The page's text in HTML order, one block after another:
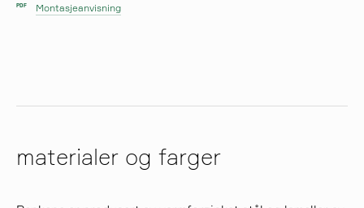
PDF Montasjeanvisning
materialer og farger